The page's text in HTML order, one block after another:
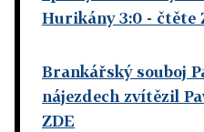
Hurikány 3:0 - čtěte
Brankářský souboj
nájezdech zvítězil
ZDE